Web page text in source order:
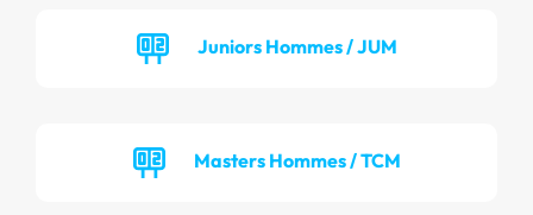
Juniors Hommes / JUM
Masters Hommes / TCM